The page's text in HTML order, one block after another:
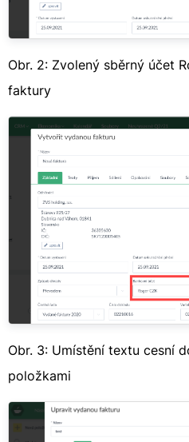
Obr. 2: Zvolený sběrný účet
faktury
Obr. 3: Umístění textu cesní
položkami